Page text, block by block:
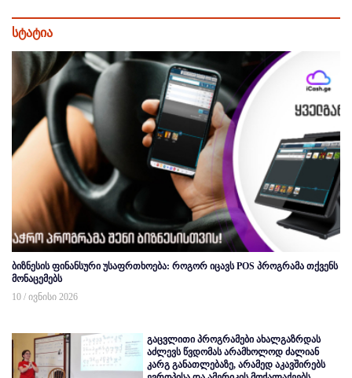
სტატია
ბიზნესის ფინანსური უსაფრთხოება: როგორ იცავს POS პროგრამა თქვენს
მონაცემებს
10 / ივნისი 2026
გაცვლითი პროგრამები ახალგაზრდას
აძლევს წვდომას არამხოლოდ ძალიან
კარგ განათლებაზე, არამედ აკავშირებს